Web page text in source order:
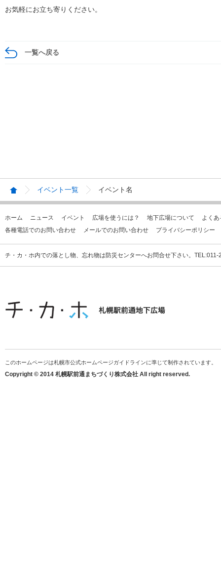
お気軽にお立ち寄りください。
一覧へ戻る
イベント一覧 イベント名
ホーム ニュース イベント 広場を使うには？ 地下広場について
よく
各種電話でのお問い合わせ
メールでのお問い合わせ プライバシーポリシー
チ・カ・ホ内での落とし物、忘れ物は防災センターへお問合せ下さい。
このホームページは札幌市公式ホームページガイドラインに準じて制作されています。
Copyright © 2014 札幌駅前通まちづくり株式会社 All right reserved.